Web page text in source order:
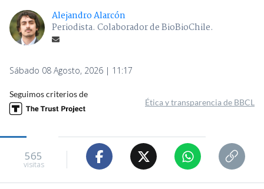
Alejandro Alarcón
Periodista. Colaborador de BioBioChile.
Sábado 08 Agosto, 2026 | 11:17
Seguimos criterios de
Ética y transparencia de BBCL
565
visitas